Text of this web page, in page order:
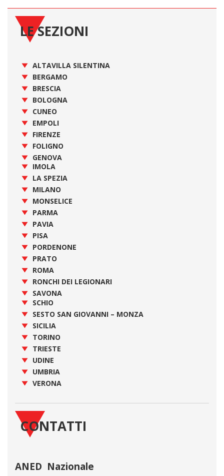
LE SEZIONI
ALTAVILLA SILENTINA
BERGAMO
BRESCIA
BOLOGNA
CUNEO
EMPOLI
FIRENZE
FOLIGNO
GENOVA
IMOLA
LA SPEZIA
MILANO
MONSELICE
PARMA
PAVIA
PISA
PORDENONE
PRATO
ROMA
RONCHI DEI LEGIONARI
SAVONA
SCHIO
SESTO SAN GIOVANNI – MONZA
SICILIA
TORINO
TRIESTE
UDINE
UMBRIA
VERONA
CONTATTI
ANED Nazionale